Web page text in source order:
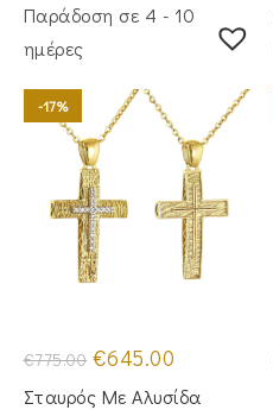
Παράδοση σε 4 - 10
ημέρες
-17%
€775.00 Original
price
was:
€775.00.
€645.00
τιμή
είναι:
Σταυρός Με Αλυσίδα